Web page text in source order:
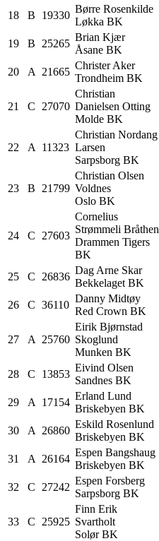
18 B 19330
Børre Rosenkilde
Løkka BK
19 B 25265
Brian Kjær
Åsane BK
20 A 21665
Christer Aker
Trondheim BK
21 C 27070
Christian
Danielsen Otting
Molde BK
22 A 11323
Christian Nordang
Larsen
Sarpsborg BK
23 B 21799
Christian Olsen
Voldnes
Oslo BK
24 C 27603
Cornelius
Strømmeli Bråthen
Drammen Tigers
BK
25 C 26836
Dag Arne Skar
Bekkelaget BK
26 C 36110
Danny Midtøy
Red Crown BK
27 A 25760
Eirik Bjørnstad
Skoglund
Munken BK
28 C 13853
Eivind Olsen
Sandnes BK
29 A 17154
Erland Lund
Briskebyen BK
30 A 26860
Eskild Rosenlund
Briskebyen BK
31 A 26164
Espen Bangshaug
Briskebyen BK
32 C 27242
Espen Forsberg
Sarpsborg BK
33 C 25925
Finn Erik
Svartholt
Solør BK